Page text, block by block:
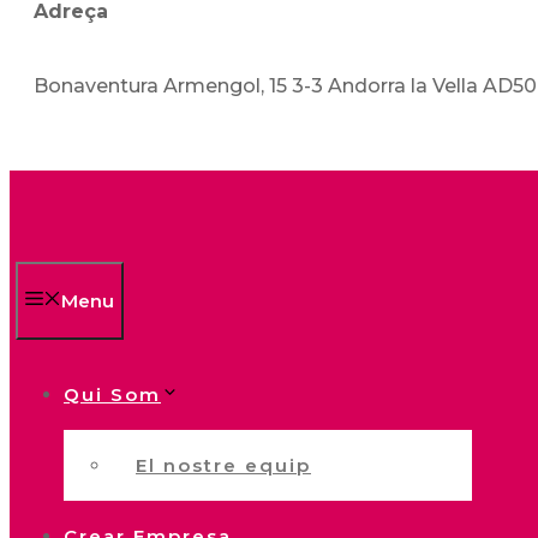
Adreça
Bonaventura Armengol, 15 3-3 Andorra la Vella
Menu
Qui Som
El nostre equip